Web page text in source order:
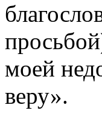
моей
веру».